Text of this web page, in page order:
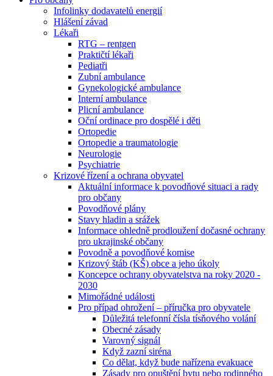
Infolinky dodavatelů energií
Hlášení závad
Lékaři
RTG – rentgen
Praktičtí lékaři
Pediatři
Zubní ambulance
Gynekologické ambulance
Interní ambulance
Plicní ambulance
Oční ordinace pro dospělé i děti
Ortopedie
Ortopedie a traumatologie
Neurologie
Psychiatrie
Krizové řízení a ochrana obyvatel
Aktuální informace k povodňové situaci a rady
pro občany
Povodňové plány
Stavy hladin a srážek
Informace ohledně prodloužení dočasné ochrany
pro ukrajinské občany
Povodně a povodňové komise
Krizový štáb (KŠ) obce a jeho úkoly
Koncepce ochrany obyvatelstva na roky 2020 -
2030
Mimořádné události
Pro případ ohrožení – příručka pro obyvatele
Důležitá telefonní čísla tísňového volání
Obecné zásady
Varovný signál
Když zazní siréna
Co dělat, když bude nařízena evakuace
Zásady pro opuštění bytu nebo rodinného